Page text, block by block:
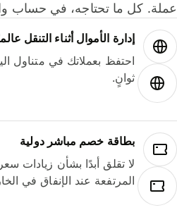
كل ما تحتاجه، في حساب
إدارة الأموال أثناء التنقل عالميًا.
احتفظ بعملاتك في متناول
ثوانٍ.
بطاقة خصم مباشر دولية
لا تقلق أبدًا بشأن زيادات
المرتفعة عند الإنفاق في الخارج.